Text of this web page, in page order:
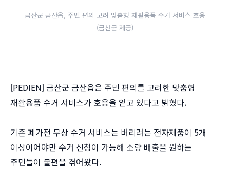
금산군 금산읍, 주민 편의 고려 맞춤형 재활용품 수거 서비스 호응
(금산군 제공)
[PEDIEN] 금산군 금산읍은 주민 편의를 고려한 맞춤형
재활용품 수거 서비스가 호응을 얻고 있다고 밝혔다.
기존 폐가전 무상 수거 서비스는 버리려는 전자제품이 5개
이상이어야만 수거 신청이 가능해 소량 배출을 원하는
주민들이 불편을 겪어왔다.